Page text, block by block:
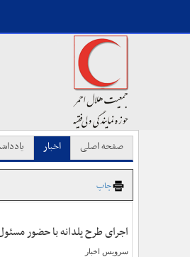
صفحه اصلی اخبار
چاپ
اجرای طرح یلدانه با حضور
سرویس اخبار